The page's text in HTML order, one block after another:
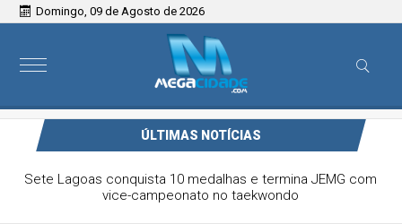
Domingo, 09 de Agosto de 2026
ÚLTIMAS NOTÍCIAS
Victor & Bruno são destaque no ForróCap em Capim
Branco